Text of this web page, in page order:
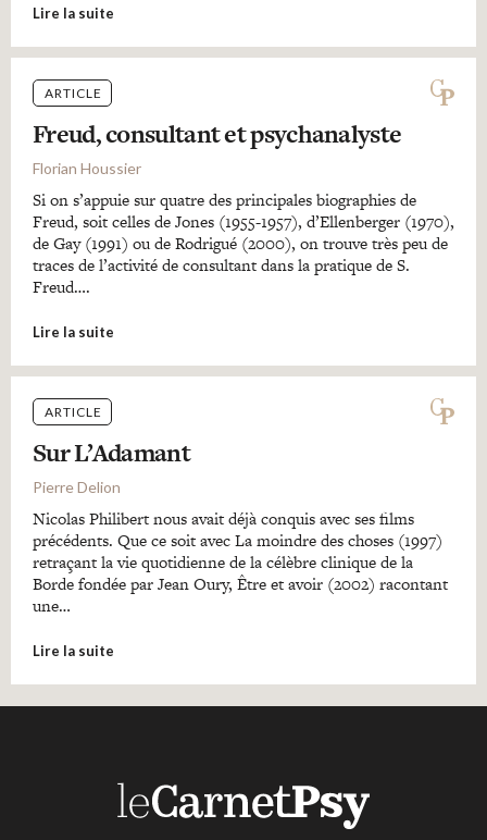
Lire la suite
ARTICLE
Freud, consultant et psychanalyste
Florian Houssier
Si on s’appuie sur quatre des principales biographies de
Freud, soit celles de Jones (1955-1957), d’Ellenberger (1970),
de Gay (1991) ou de Rodrigué (2000), on trouve très peu de
traces de l’activité de consultant dans la pratique de S.
Freud….
Lire la suite
ARTICLE
Sur L’Adamant
Pierre Delion
Nicolas Philibert nous avait déjà conquis avec ses films
précédents. Que ce soit avec La moindre des choses (1997)
retraçant la vie quotidienne de la célèbre clinique de la
Borde fondée par Jean Oury, Être et avoir (2002) racontant
une…
Lire la suite